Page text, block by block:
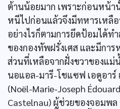
ต้านน้อยมาก เพราะก่อนหน้า
หนีไปก่อนแล้วจึงมีทหารเหลื
อย่างไรก็ตามการยึดป้อมได้ท
ของกองทัพฝรั่งเศส และมีกา
ส่วนที่เหลือจากฝั่งขวาของแม่
นอแอล-มารี-โชแซฟ เอดูอาร์
(Noël-Marie-Joseph
Castelnau) ผู้ช่วยของจอมพ